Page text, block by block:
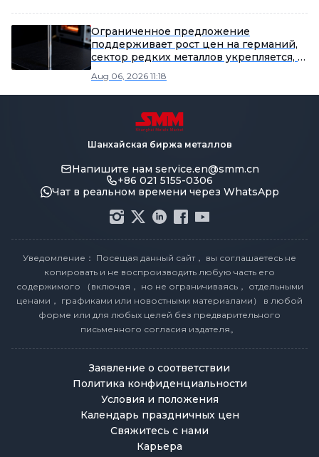
Ограниченное предложение
поддерживает рост цен на германий,
сектор редких металлов укрепляется, в
China Tungsten High-Tech [SMM Flash]
Aug 06, 2026 11:18
Шанхайская биржа металлов
Напишите нам service.en@smm.cn
+86 021 5155-0306
Чат в реальном времени через WhatsApp
Уведомление： Посещая данный сайт， вы соглашаетесь не
копировать и не воспроизводить любую часть его
содержимого （включая， но не ограничиваясь， отдельными
ценами， графиками или новостными материалами） в любой
форме или для любых целей без предварительного
письменного согласия издателя。
Заявление о соответствии
Политика конфиденциальности
Условия и положения
Календарь праздничных цен
Свяжитесь с нами
Карьера